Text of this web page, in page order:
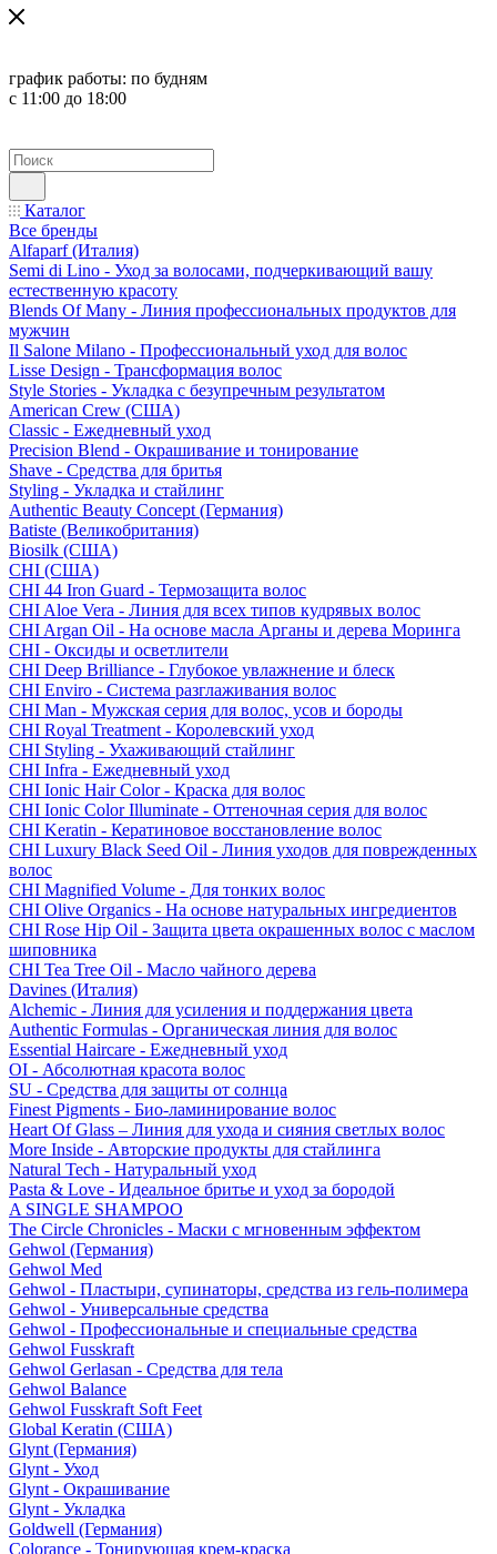
график работы: по будням
с 11:00 до 18:00
Каталог
Все бренды
Alfaparf (Италия)
Semi di Lino - Уход за волосами, подчеркивающий вашу
естественную красоту
Blends Of Many - Линия профессиональных продуктов для
мужчин
Il Salone Milano - Профессиональный уход для волос
Lisse Design - Трансформация волос
Style Stories - Укладка с безупречным результатом
American Crew (США)
Classic - Ежедневный уход
Precision Blend - Окрашивание и тонирование
Shave - Средства для бритья
Styling - Укладка и стайлинг
Authentic Beauty Concept (Германия)
Batiste (Великобритания)
Biosilk (США)
CHI (США)
CHI 44 Iron Guard - Термозащита волос
CHI Aloe Vera - Линия для всех типов кудрявых волос
CHI Argan Oil - На основе масла Арганы и дерева Моринга
CHI - Оксиды и осветлители
CHI Deep Brilliance - Глубокое увлажнение и блеск
CHI Enviro - Система разглаживания волос
CHI Man - Мужская серия для волос, усов и бороды
CHI Royal Treatment - Королевский уход
CHI Styling - Ухаживающий стайлинг
CHI Infra - Ежедневный уход
CHI Ionic Hair Color - Краска для волос
CHI Ionic Color Illuminate - Оттеночная серия для волос
CHI Keratin - Кератиновое восстановление волос
CHI Luxury Black Seed Oil - Линия уходов для поврежденных
волос
CHI Magnified Volume - Для тонких волос
CHI Olive Organics - На основе натуральных ингредиентов
CHI Rose Hip Oil - Защита цвета окрашенных волос с маслом
шиповника
CHI Tea Tree Oil - Масло чайного дерева
Davines (Италия)
Alchemic - Линия для усиления и поддержания цвета
Authentic Formulas - Органическая линия для волос
Essential Haircare - Eжедневный уход
OI - Абсолютная красота волос
SU - Средства для защиты от солнца
Finest Pigments - Био-ламинирование волос
Heart Of Glass – Линия для ухода и сияния светлых волос
More Inside - Авторские продукты для стайлинга
Natural Tech - Натуральный уход
Pasta & Love - Идеальное бритье и уход за бородой
A SINGLE SHAMPOO
The Circle Chronicles - Маски с мгновенным эффектом
Gehwol (Германия)
Gehwol Med
Gehwol - Пластыри, супинаторы, средства из гель-полимера
Gehwol - Универсальные средства
Gehwol - Профессиональные и специальные средства
Gehwol Fusskraft
Gehwol Gerlasan - Средства для тела
Gehwol Balance
Gehwol Fusskraft Soft Feet
Global Keratin (США)
Glynt (Германия)
Glynt - Уход
Glynt - Окрашивание
Glynt - Укладка
Goldwell (Германия)
Colorance - Тонирующая крем-краска